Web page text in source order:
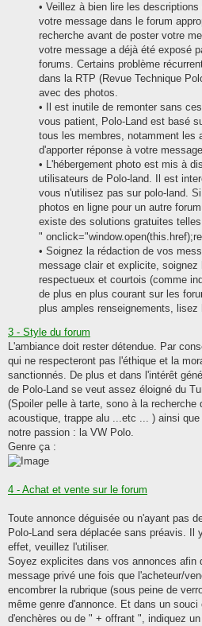
• Veillez à bien lire les
votre message dans le forum
recherche avant de poster votre
votre message a déjà été exposé
forums. Certains problème
dans la RTP (Revue Technique
avec des photos.
• Il est inutile de remonter sans
vous patient, Polo-Land est basé
tous les membres, notamment les
d'apporter réponse à votre
• L'hébergement photo est mis à
utilisateurs de Polo-land. Il est
vous n'utilisez pas sur polo-land.
photos en ligne pour un autre
existe des solutions gratuites
"
• Soignez la rédaction de vos
message clair et explicite, soignez
respectueux et courtois (comme
de plus en plus courant sur les
plus amples renseignements, lisez
3 - Style du forum
L'ambiance doit rester détendue. Par
qui ne respecteront pas l'éthique et la
sanctionnés. De plus et dans l'intérêt
de Polo-Land se veut assez éloigné du
(Spoiler pelle à tarte, sono à la recherche
acoustique, trappe alu ...etc ... ) ainsi
notre passion : la VW Polo.
Genre ça :
4 - Achat et vente sur le forum
Toute annonce déguisée ou n'ayant pas
Polo-Land sera déplacée sans préavis. Il
effet, veuillez l'utiliser.
Soyez explicites dans vos annonces afin
message privé une fois que l'acheteur/
encombrer la rubrique (sous peine de
même genre d'annonce. Et dans un
d'enchères ou de " + offrant ", indiquez